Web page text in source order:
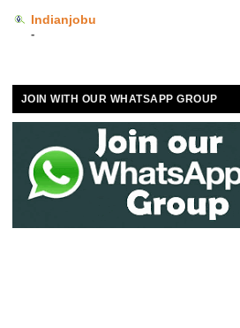
Indianjobu
-
JOIN WITH OUR WHATSAPP GROUP